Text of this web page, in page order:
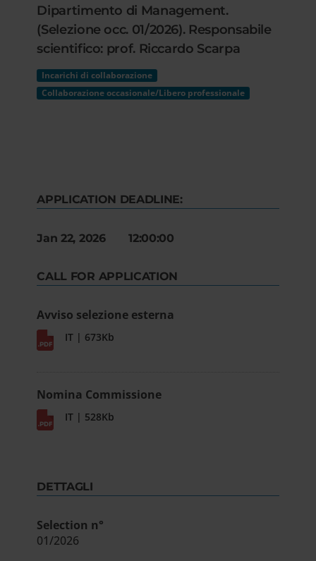
Dipartimento di Management.
(Selezione occ. 01/2026). Responsabile
scientifico: prof. Riccardo Scarpa
Incarichi di collaborazione
Collaborazione occasionale/Libero professionale
APPLICATION DEADLINE:
Jan 22, 2026 12:00:00
CALL FOR APPLICATION
Avviso selezione esterna
IT | 673Kb
Nomina Commissione
IT | 528Kb
DETTAGLI
Selection n°
01/2026